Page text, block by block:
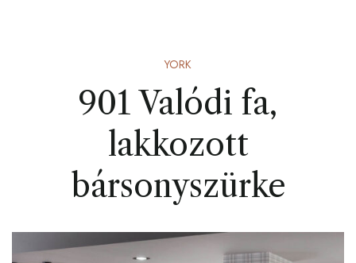
YORK
901 Valódi fa,
lakkozott
bársonyszürke